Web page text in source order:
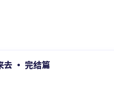
去 · 完结篇